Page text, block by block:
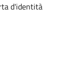
d'identità